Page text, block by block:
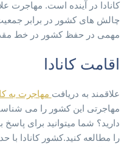
کانادا در آینده است. مهاجرت
چالش های کشور در برابر
مهمی در حفظ کشور در خط
اقامت کانادا
علاقمند به دریافت مهاجرت به
مهاجرتی این کشور را می
دارید؟ شما میتوانید برای